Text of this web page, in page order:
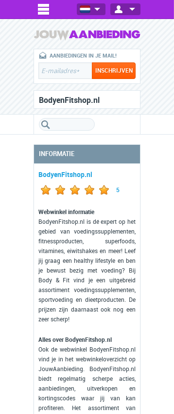
AANBIEDINGEN IN JE MAIL!
BodyenFitshop.nl
INFORMATIE
BodyenFitshop.nl
5
Webwinkel informatie
BodyenFitshop.nl is dé expert op het
gebied van voedingssupplementen,
fitnessproducten, superfoods,
vitamines, eiwitshakes en meer! Leef
jij graag een healthy lifestyle en ben
je bewust bezig met voeding? Bij
Body & Fit vind je een uitgebreid
assortiment voedingssupplementen,
sportvoeding en dieetproducten. De
prijzen zijn daarnaast ook nog een
zeer scherp!
Alles over BodyenFitshop.nl
Ook de webwinkel BodyenFitshop.nl
vind je in het webwinkeloverzicht op
JouwAanbieding. BodyenFitshop.nl
biedt regelmatig scherpe acties,
aanbiedingen, uitverkopen en
kortingscodes waar jij van kan
profiteren. Het assortiment van